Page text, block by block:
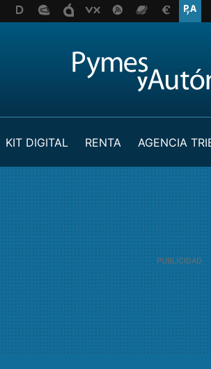
KIT DIGITAL RENTA AGENCIA